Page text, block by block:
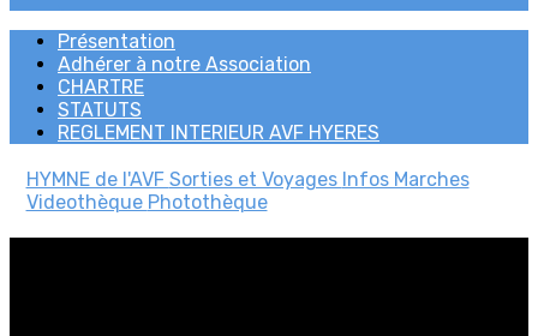
Présentation
Adhérer à notre Association
CHARTRE
STATUTS
REGLEMENT INTERIEUR AVF HYERES
HYMNE de l'AVF Sorties et Voyages Infos Marches
Videothèque Photothèque